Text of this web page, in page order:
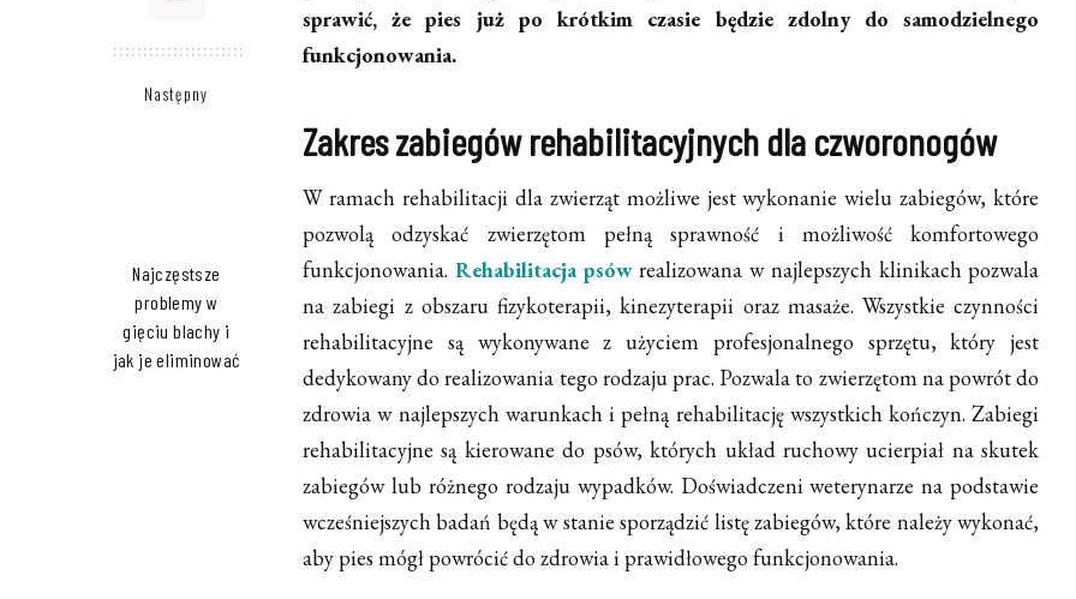
Następny
Najczęstsze
problemy w
gięciu blachy i
jak je eliminować
sprawić, że pies już po krótkim czasie będzie zdolny do samodzielnego
funkcjonowania.
Zakres zabiegów rehabilitacyjnych dla czworonogów
W ramach rehabilitacji dla zwierząt możliwe jest wykonanie wielu zabiegów, które
pozwolą odzyskać zwierzętom pełną sprawność i możliwość komfortowego
funkcjonowania. Rehabilitacja psówrealizowana w najlepszych klinikach pozwala
na zabiegi z obszaru fizykoterapii, kinezyterapii oraz masaże. Wszystkie czynności
rehabilitacyjne są wykonywane z użyciem profesjonalnego sprzętu, który jest
dedykowany do realizowania tego rodzaju prac. Pozwala to zwierzętom na powrót do
zdrowia w najlepszych warunkach i pełną rehabilitację wszystkich kończyn. Zabiegi
rehabilitacyjne są kierowane do psów, których układ ruchowy ucierpiał na skutek
zabiegów lub różnego rodzaju wypadków. Doświadczeni weterynarze na podstawie
wcześniejszych badań będą w stanie sporządzić listę zabiegów, które należy wykonać,
aby pies mógł powrócić do zdrowia i prawidłowego funkcjonowania.